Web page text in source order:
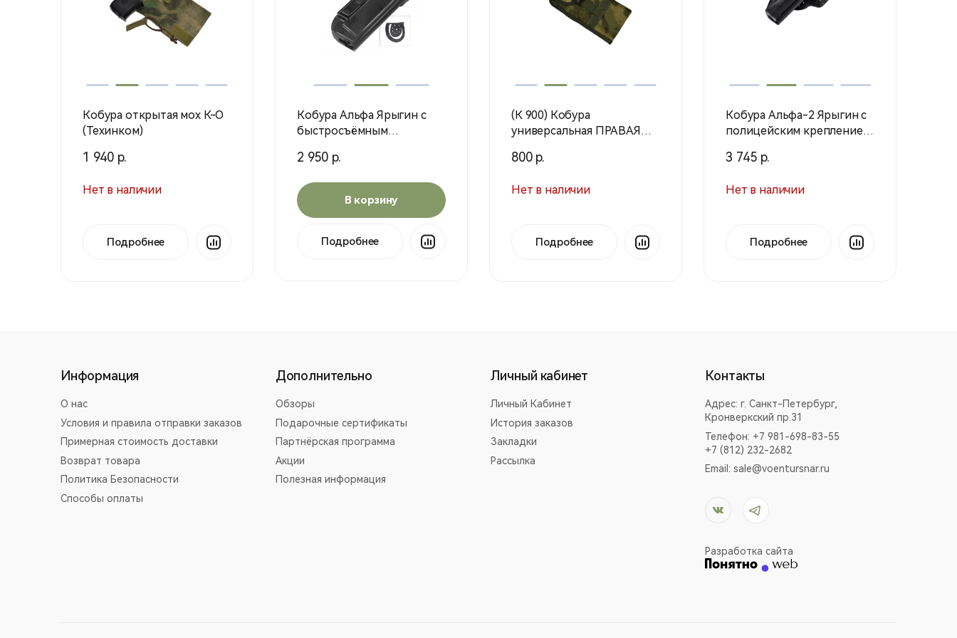
Кобура открытая мох К-О
(Техинком)
1 940 р.
Нет в наличии
Подробнее
Кобура Альфа Ярыгин с
быстросъёмным
27243000 (Stiсh Profi)
2 950 р.
В корзину
Подробнее
(К 900) Кобура
универсальная ПРАВАЯ
800 р.
Нет в наличии
Подробнее
Кобура Альфа-2 Ярыгин с
полицейским креплением
Profi)
3 745 р.
Нет в наличии
Подробнее
Информация
О нас
Условия и правила отправки заказов
Примерная стоимость доставки
Возврат товара
Политика Безопасности
Способы оплаты
Дополнительно
Обзоры
Подарочные сертификаты
Партнёрская программа
Акции
Полезная информация
Личный кабинет
Личный Кабинет
История заказов
Закладки
Рассылка
Контакты
Адрес:г. Санкт-Петербург,
Кронверкский пр.31
Телефон: +7 981-698-83-55
+7 (812) 232-2682
Email:sale@voentursnar.ru
Разработка сайта